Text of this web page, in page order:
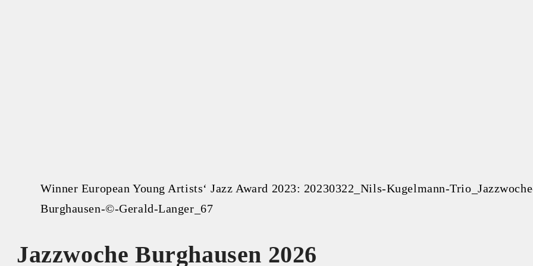
Winner European Young Artists‘ Jazz Award 2023: 20230322_Nils-Kugelmann-
Burghausen-©-Gerald-Langer_67
Jazzwoche Burghausen 2026